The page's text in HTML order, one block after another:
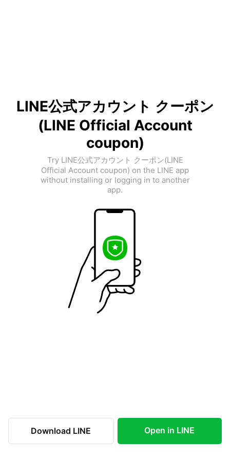
LINE公式アカウント クーポン
(LINE Official Account
coupon)
Try LINE公式アカウント クーポン(LINE
Official Account coupon) on the LINE app
without installing or logging in to another
app.
Download LINE Open in LINE